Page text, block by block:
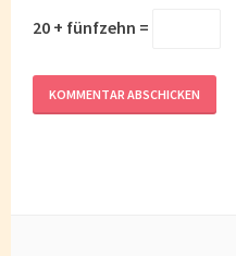
20 + fünfzehn =